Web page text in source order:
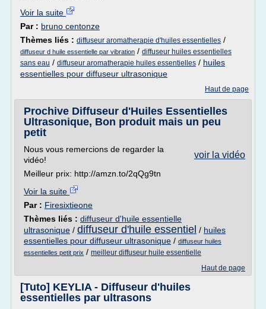
Voir la suite
Par : bruno centonze
Thèmes liés : diffuseur aromatherapie d'huiles essentielles /
diffuseur d huile essentielle par vibration / diffuseur huiles essentielles
sans eau / diffuseur aromatherapie huiles essentielles / huiles
essentielles pour diffuseur ultrasonique
Haut de page
Prochive Diffuseur d'Huiles Essentielles
Ultrasonique, Bon produit mais un peu
petit
voir la vidéo
Nous vous remercions de regarder la
vidéo!
Meilleur prix: http://amzn.to/2qQg9tn
Voir la suite
Par : Firesixtieone
Thèmes liés : diffuseur d'huile essentielle
ultrasonique / diffuseur d'huile essentiel / huiles
essentielles pour diffuseur ultrasonique / diffuseur huiles
essentielles petit prix / meilleur diffuseur huile essentielle
Haut de page
[Tuto] KEYLIA - Diffuseur d'huiles
essentielles par ultrasons